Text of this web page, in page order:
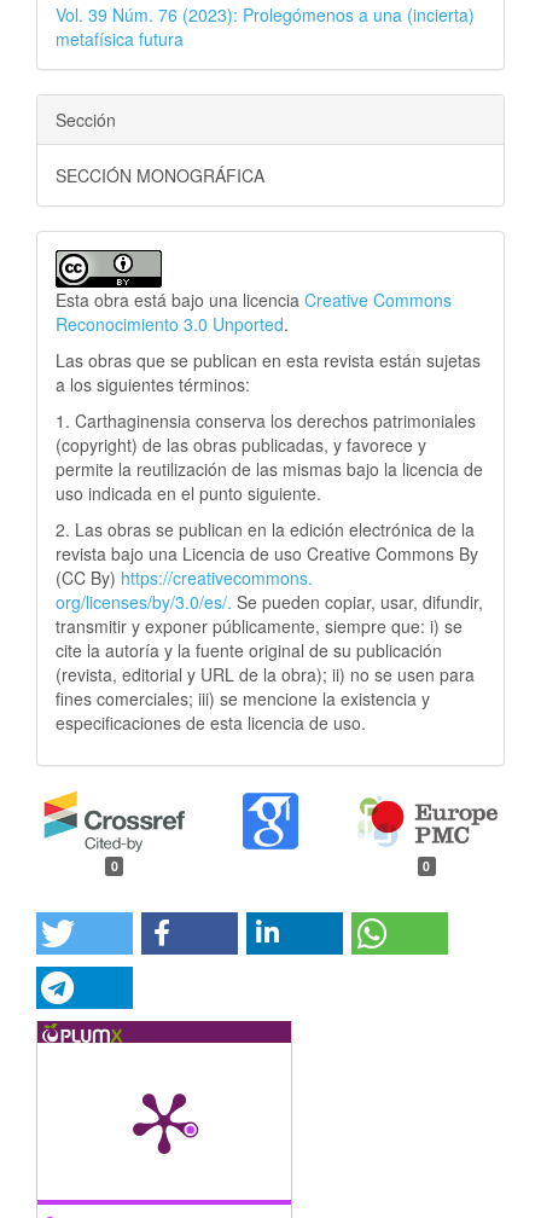
Vol. 39 Núm. 76 (2023): Prolegómenos a una (incierta)
metafísica futura
Sección
SECCIÓN MONOGRÁFICA
Esta obra está bajo una licencia Creative Commons
Reconocimiento 3.0 Unported.
Las obras que se publican en esta revista están sujetas
a los siguientes términos:
1. Carthaginensia conserva los derechos patrimoniales
(copyright) de las obras publicadas, y favorece y
permite la reutilización de las mismas bajo la licencia de
uso indicada en el punto siguiente.
2. Las obras se publican en la edición electrónica de la
revista bajo una Licencia de uso Creative Commons By
(CC By) https://creativecommons.
org/licenses/by/3.0/es/. Se pueden copiar, usar, difundir,
transmitir y exponer públicamente, siempre que: i) se
cite la autoría y la fuente original de su publicación
(revista, editorial y URL de la obra); ii) no se usen para
fines comerciales; iii) se mencione la existencia y
especificaciones de esta licencia de uso.
0 0